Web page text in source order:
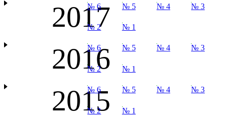
2017
№ 6 № 5 № 4 № 3
№ 2 № 1
2016
№ 6 № 5 № 4 № 3
№ 2 № 1
2015
№ 6 № 5 № 4 № 3
№ 2 № 1